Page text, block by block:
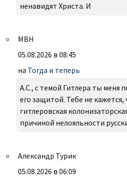
ненавидят Христа. И
МВН
05.08.2026 в 08:45
на Тогда и теперь
А.С., с темой Гитлера ты меня
его защитой. Тебе не
гитлеровская
причиной нелояльности
Александр Турик
05.08.2026 в 06:09